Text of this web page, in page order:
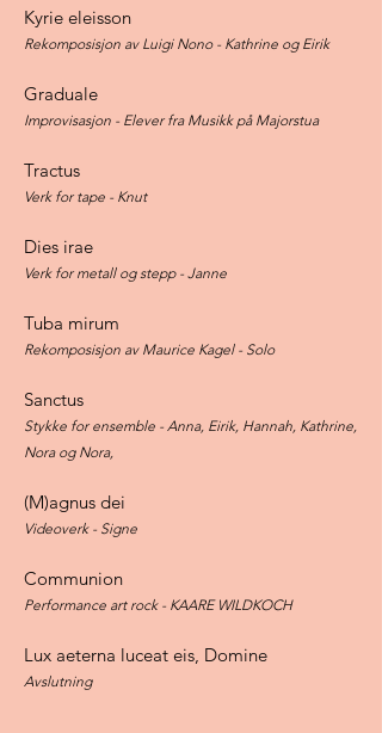
Kyrie eleisson
Rekomposisjon av Luigi Nono - Kathrine og Eirik
Graduale
Improvisasjon - Elever fra Musikk på Majorstua
Tractus
Verk for tape - Knut
Dies irae
Verk for metall og stepp - Janne
Tuba mirum
Rekomposisjon av Maurice Kagel - Solo
Sanctus
Stykke for ensemble - Anna, Eirik, Hannah, Kathrine,
Nora og Nora,
(M)agnus dei
Videoverk - Signe
Communion
Performance art rock - KAARE WILDKOCH
Lux aeterna luceat eis, Domine
Avslutning